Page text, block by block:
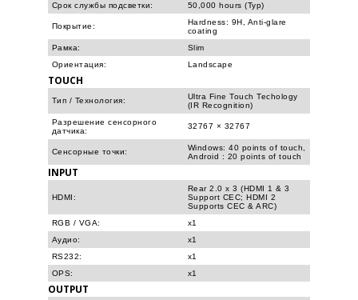
Срок службы подсветки:
50,000 hours (Typ)
Покрытие:
Hardness: 9H, Anti-glare
coating
Рамка:
Slim
Ориентация:
Landscape
TOUCH
Тип / Технология:
Ultra Fine Touch Techology
(IR Recognition)
Разрешение сенсорного
датчика:
32767 × 32767
Сенсорные точки:
Windows: 40 points of touch,
Android : 20 points of touch
INPUT
HDMI:
Rear 2.0 x 3 (HDMI 1 & 3
Support CEC; HDMI 2
Supports CEC & ARC)
RGB / VGA:
x1
Аудио:
x1
RS232:
x1
OPS:
x1
OUTPUT